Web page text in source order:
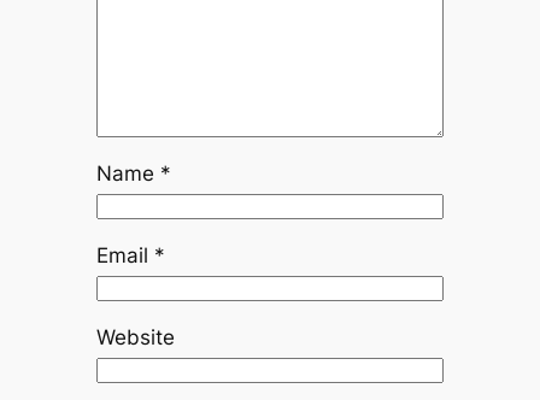
Name *
Email *
Website